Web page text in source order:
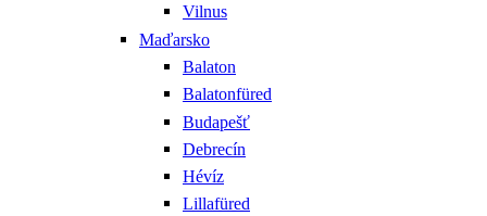
Vilnus
Maďarsko
Balaton
Balatonfüred
Budapešť
Debrecín
Hévíz
Lillafüred